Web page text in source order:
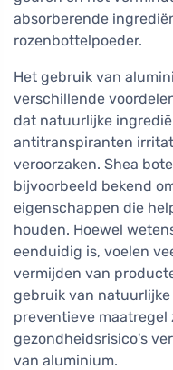
absorberende
rozenbottelpoeder.
Het gebruik van
verschillende
dat natuurlijke
antitranspiranten
veroorzaken. Shea
bijvoorbeeld bekend
eigenschappen die
houden. Hoewel
eenduidig is, voelen
vermijden van
gebruik van
preventieve maatregel
gezondheidsrisico's
van aluminium.